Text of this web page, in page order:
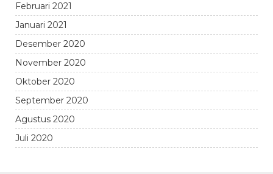
Februari 2021
Januari 2021
Desember 2020
November 2020
Oktober 2020
September 2020
Agustus 2020
Juli 2020